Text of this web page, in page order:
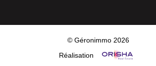
© Géronimmo 2026
Réalisation